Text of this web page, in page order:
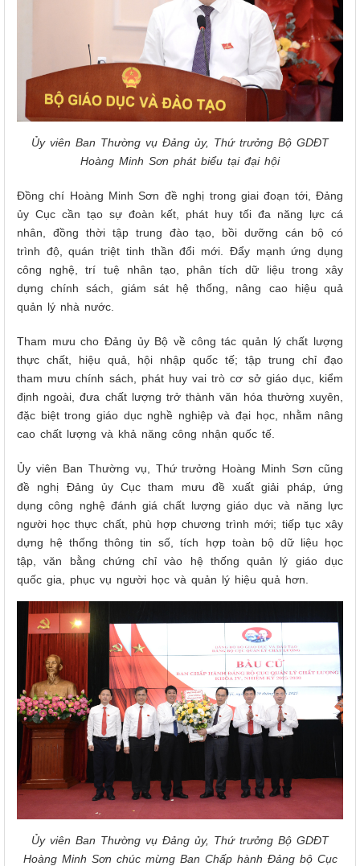
Ủy viên Ban Thường vụ Đảng ủy, Thứ trưởng Bộ GDĐT
Hoàng Minh Sơn phát biểu tại đại hội
Đồng chí Hoàng Minh Sơn đề nghị trong giai đoạn tới, Đảng
ủy Cục cần tạo sự đoàn kết, phát huy tối đa năng lực cá
nhân, đồng thời tập trung đào tạo, bồi dưỡng cán bộ có
trình độ, quán triệt tinh thần đổi mới. Đẩy mạnh ứng dụng
công nghệ, trí tuệ nhân tạo, phân tích dữ liệu trong xây
dựng chính sách, giám sát hệ thống, nâng cao hiệu quả
quản lý nhà nước.
Tham mưu cho Đảng ủy Bộ về công tác quản lý chất lượng
thực chất, hiệu quả, hội nhập quốc tế; tập trung chỉ đạo
tham mưu chính sách, phát huy vai trò cơ sở giáo dục, kiểm
định ngoài, đưa chất lượng trở thành văn hóa thường xuyên,
đặc biệt trong giáo dục nghề nghiệp và đại học, nhằm nâng
cao chất lượng và khả năng công nhận quốc tế.
Ủy viên Ban Thường vụ, Thứ trưởng Hoàng Minh Sơn cũng
đề nghị Đảng ủy Cục tham mưu đề xuất giải pháp, ứng
dụng công nghệ đánh giá chất lượng giáo dục và năng lực
người học thực chất, phù hợp chương trình mới; tiếp tục xây
dựng hệ thống thông tin số, tích hợp toàn bộ dữ liệu học
tập, văn bằng chứng chỉ vào hệ thống quản lý giáo dục
quốc gia, phục vụ người học và quản lý hiệu quả hơn.
Ủy viên Ban Thường vụ Đảng ủy, Thứ trưởng Bộ GDĐT
Hoàng Minh Sơn chúc mừng Ban Chấp hành Đảng bộ Cục